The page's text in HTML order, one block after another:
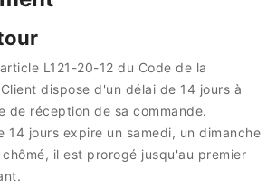
L121-20-12 du Code de la
dispose d'un délai de 14 jours à
de réception de sa commande.
14 jours expire un samedi, un dimanche
il est prorogé jusqu'au premier